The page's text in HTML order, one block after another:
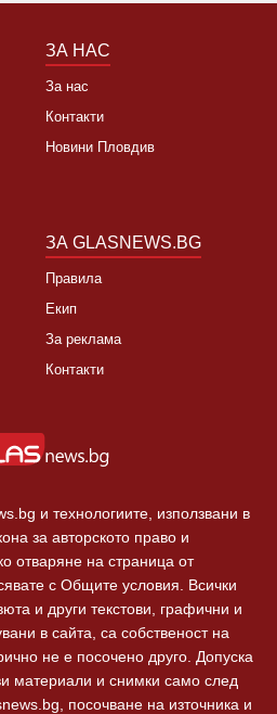
ЗА НАС
За нас
Контакти
Новини Пловдив
ЗА GLASNEWS.BG
Правила
Екип
За реклама
Контакти
и технологиите, използвани в
за авторското право и
отваряне на страница от
с Общите условия. Всички
и други текстови, графични и
в сайта, са собственост на
не е посочено друго. Допуска
материали и снимки само след
посочване на източника и